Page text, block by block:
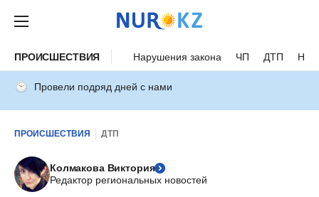
ПРОИСШЕСТВИЯ Нарушения закона ЧП ДТП
Провели подряд дней с нами
ПРОИСШЕСТВИЯ ДТП
Колмакова Виктория
Редактор региональных новостей